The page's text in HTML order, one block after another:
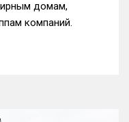
домам,
компаний.